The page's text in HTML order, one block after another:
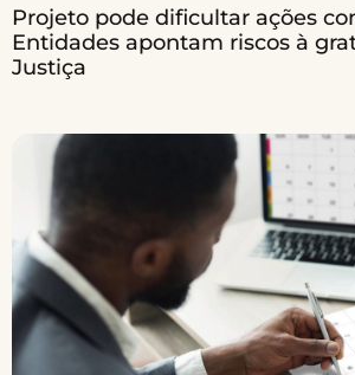
Projeto pode dificultar ações
Entidades apontam riscos à
Justiça